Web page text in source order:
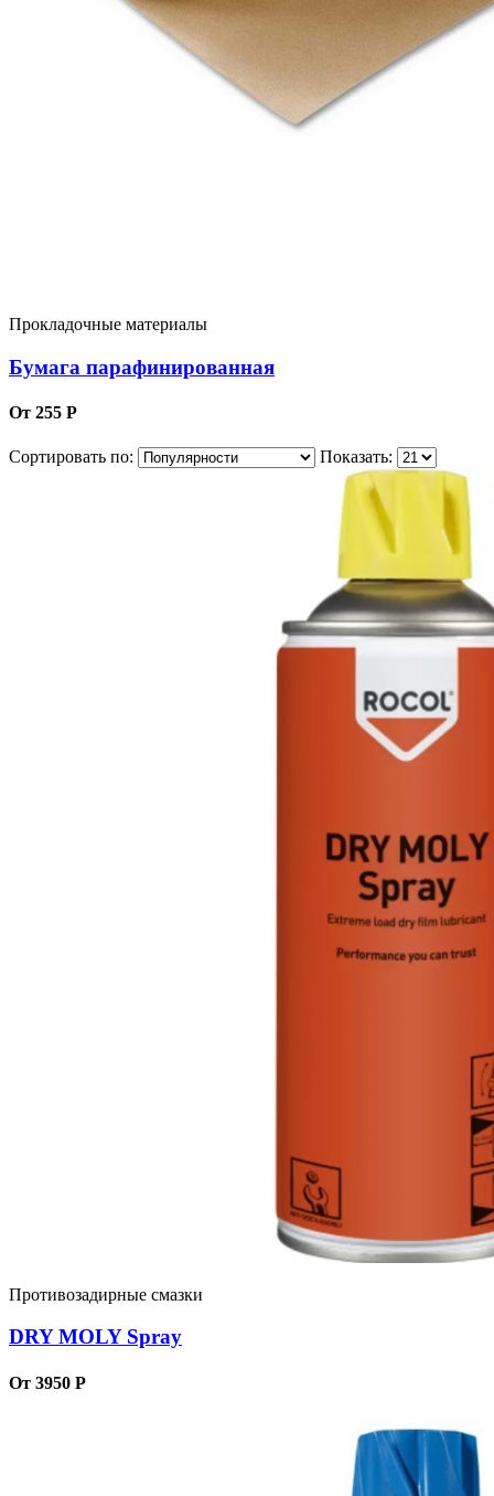
Прокладочные материалы
Бумага парафинированная
От 255 Р
Сортировать по: Показать:
Противозадирные смазки
DRY MOLY Spray
От 3950 Р